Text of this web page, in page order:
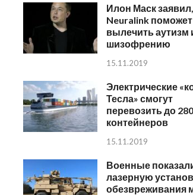
Илон Маск
Neuralink поможет
вылечить аутизм
шизофрению
15.11.2019
Электрические
Тесла» смогут
перевозить до 280
контейнеров
15.11.2019
Военные
лазерную
обезвреживания